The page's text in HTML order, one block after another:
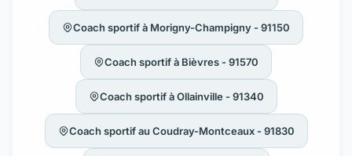
Coach sportif à Morigny-Champigny - 91150
Coach sportif à Bièvres - 91570
Coach sportif à Ollainville - 91340
Coach sportif au Coudray-Montceaux - 91830